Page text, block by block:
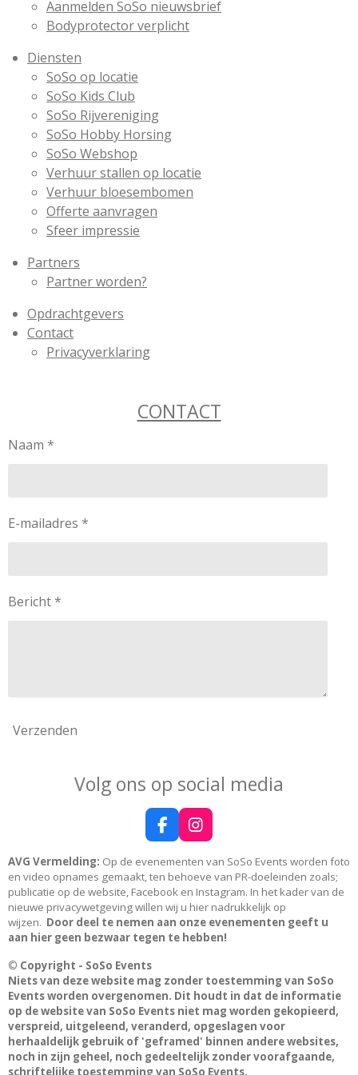
Aanmelden SoSo nieuwsbrief
Bodyprotector verplicht
Diensten
SoSo op locatie
SoSo Kids Club
SoSo Rijvereniging
SoSo Hobby Horsing
SoSo Webshop
Verhuur stallen op locatie
Verhuur bloesembomen
Offerte aanvragen
Sfeer impressie
Partners
Partner worden?
Opdrachtgevers
Contact
Privacyverklaring
CONTACT
Naam *
E-mailadres *
Bericht *
Verzenden
Volg ons op social media
F
a
c
e
b
o
o
k
I
n
s
t
a
g
r
a
AVG Vermelding: Op de evenementen van SoSo Events worden foto
en video opnames gemaakt, ten behoeve van PR-doeleinden zoals;
publicatie op de website, Facebook en Instagram. In het kader van de
nieuwe privacywetgeving willen wij u hier nadrukkelijk op
wijzen. Door deel te nemen aan onze evenementen geeft u
aan hier geen bezwaar tegen te hebben!
© Copyright - SoSo Events
Niets van deze website mag zonder toestemming van SoSo
Events worden overgenomen. Dit houdt in dat de informatie
op de website van SoSo Events niet mag worden gekopieerd,
verspreid, uitgeleend, veranderd, opgeslagen voor
herhaaldelijk gebruik of 'geframed' binnen andere websites,
noch in zijn geheel, noch gedeeltelijk zonder voorafgaande,
schriftelijke toestemming van SoSo Events.